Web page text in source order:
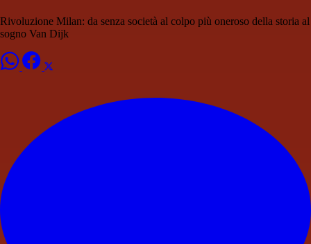
Rivoluzione Milan: da senza società al colpo più oneroso della storia al
sogno Van Dijk